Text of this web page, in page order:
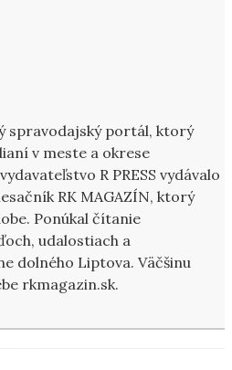
spravodajský portál, ktorý
v meste a okrese
R PRESS vydávalo
RK MAGAZÍN, ktorý
Ponúkal čítanie
udalostiach a
dolného Liptova. Väčšinu
rkmagazin.sk.